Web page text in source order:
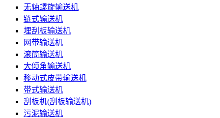
无轴螺旋输送机
链式输送机
埋刮板输送机
网带输送机
滚筒输送机
大倾角输送机
移动式皮带输送机
带式输送机
刮板机(刮板输送机)
污泥输送机